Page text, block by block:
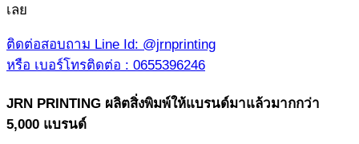
เลย
ติดต่อสอบถาม Line Id: @jrnprinting
หรือ เบอร์โทรติดต่อ : 0655396246
JRN PRINTING ผลิตสิ่งพิมพ์ให้แบรนด์มาแล้วมากกว่า
5,000 แบรนด์